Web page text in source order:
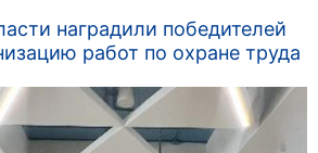
наградили победителей
работ по охране труда